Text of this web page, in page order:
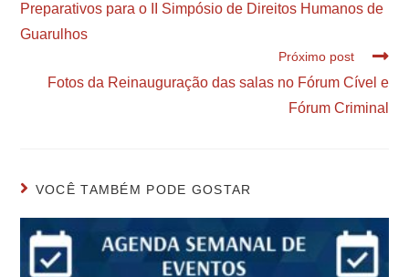
Preparativos para o II Simpósio de Direitos Humanos de
Guarulhos
Próximo post
Fotos da Reinauguração das salas no Fórum Cível e
Fórum Criminal
VOCÊ TAMBÉM PODE GOSTAR